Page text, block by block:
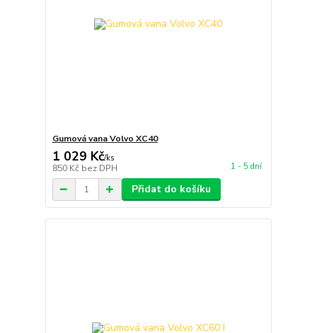
Gumová vana Volvo XC40
1 029 Kč/ks
850 Kč bez DPH 1 - 5 dní
Přidat do košíku